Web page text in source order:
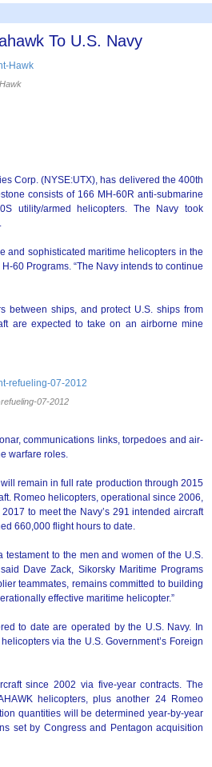
To U.S. Navy
Corp. (NYSE:UTX), has delivered the 400th
consists of 166 MH-60R anti-submarine
utility/armed helicopters. The Navy took
and sophisticated maritime helicopters in the
60 Programs. “The Navy intends to continue
between ships, and protect U.S. ships from
are expected to take on an airborne mine
07-2012
communications links, torpedoes and air-
warfare roles.
remain in full rate production through 2015
Romeo helicopters, operational since 2006,
to meet the Navy’s 291 intended aircraft
660,000 flight hours to date.
testament to the men and women of the U.S.
Dave Zack, Sikorsky Maritime Programs
teammates, remains committed to building
effective maritime helicopter.”
to date are operated by the U.S. Navy. In
via the U.S. Government’s Foreign
since 2002 via five-year contracts. The
helicopters, plus another 24 Romeo
quantities will be determined year-by-year
set by Congress and Pentagon acquisition